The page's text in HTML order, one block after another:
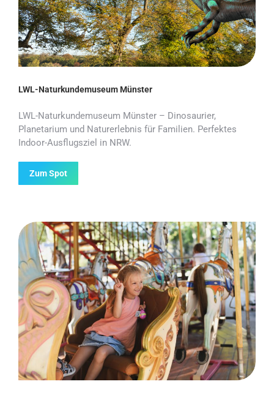
LWL-Naturkundemuseum Münster
LWL-Naturkundemuseum Münster – Dinosaurier,
Planetarium und Naturerlebnis für Familien. Perfektes
Indoor-Ausflugsziel in NRW.
Zum Spot